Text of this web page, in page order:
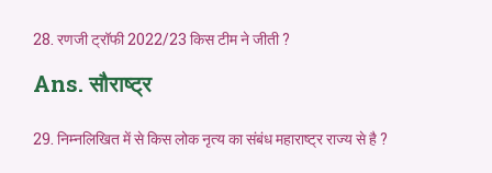
28. रणजी ट्रॉफी 2022/23 किस टीम ने जीती ?
Ans. सौराष्ट्र
29. निम्नलिखित में से किस लोक नृत्य का संबंध महाराष्ट्र राज्य से है ?